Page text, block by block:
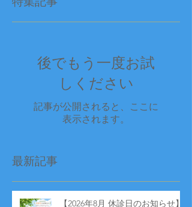
後でもう一度お試
しください
記事が公開されると、ここに
表示されます。
最新記事
【2026年8月 休診日のお知らせ】